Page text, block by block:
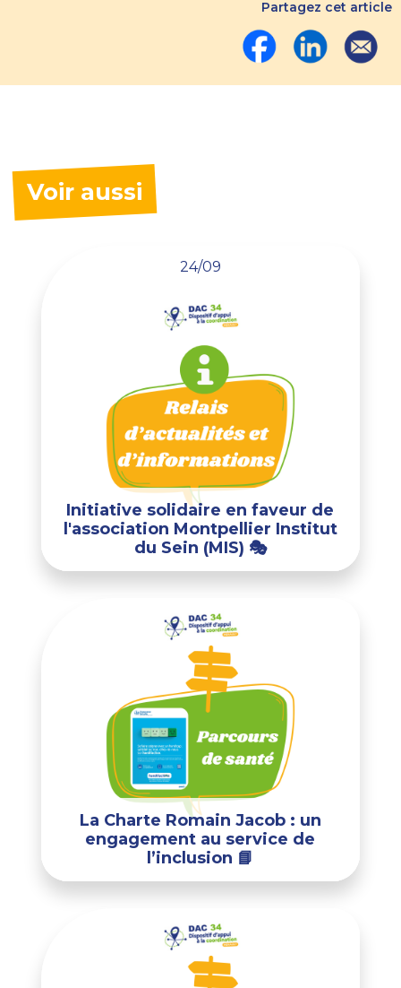
Partagez cet article
Voir aussi
24/09
Initiative solidaire en faveur de
l'association Montpellier Institut
du Sein (MIS) 🎭
La Charte Romain Jacob : un
engagement au service de
l’inclusion 📘